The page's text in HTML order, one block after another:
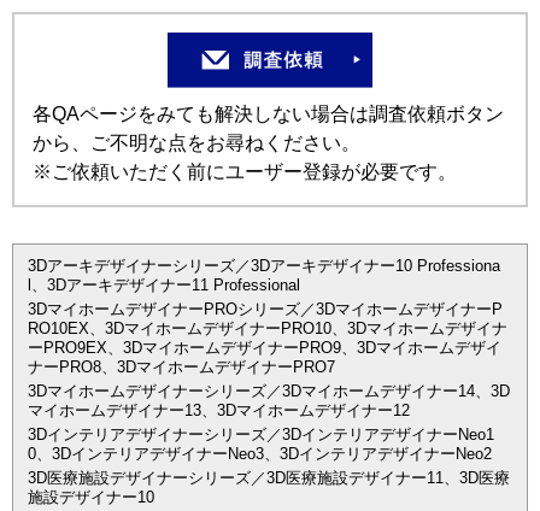
各QAページをみても解決しない場合は調査依頼ボタン
から、ご不明な点をお尋ねください。
※ご依頼いただく前にユーザー登録が必要です。
3Dアーキデザイナーシリーズ／3Dアーキデザイナー10 Professiona
l、3Dアーキデザイナー11 Professional
3DマイホームデザイナーPROシリーズ／3DマイホームデザイナーP
RO10EX、3DマイホームデザイナーPRO10、3Dマイホームデザイナ
ーPRO9EX、3DマイホームデザイナーPRO9、3Dマイホームデザイ
ナーPRO8、3DマイホームデザイナーPRO7
3Dマイホームデザイナーシリーズ／3Dマイホームデザイナー14、3D
マイホームデザイナー13、3Dマイホームデザイナー12
3Dインテリアデザイナーシリーズ／3DインテリアデザイナーNeo1
0、3DインテリアデザイナーNeo3、3DインテリアデザイナーNeo2
3D医療施設デザイナーシリーズ／3D医療施設デザイナー11、3D医療
施設デザイナー10